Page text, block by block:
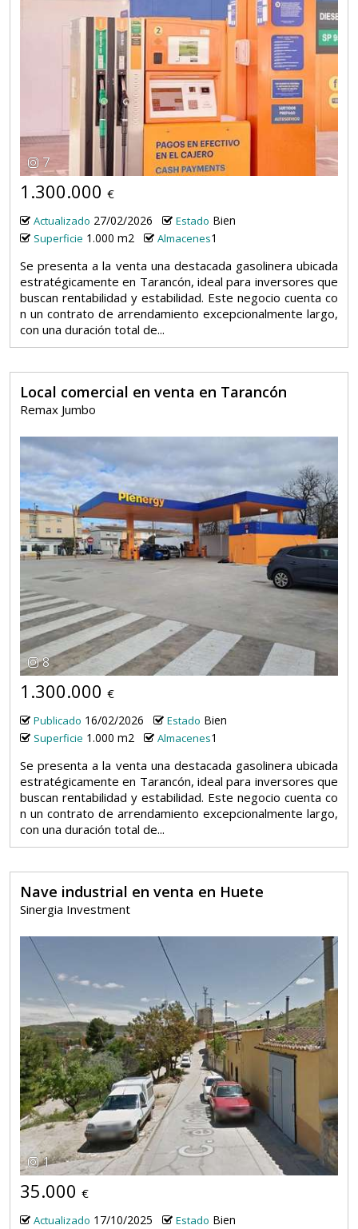
7
1.300.000 €
Actualizado 27/02/2026 Estado Bien
Superficie 1.000 m2 Almacenes1
Se presenta a la venta una destacada gasolinera ubicada
estratégicamente en Tarancón, ideal para inversores que
buscan rentabilidad y estabilidad. Este negocio cuenta co
n un contrato de arrendamiento excepcionalmente largo,
con una duración total de...
Local comercial en venta en Tarancón
Remax Jumbo
8
1.300.000 €
Publicado 16/02/2026 Estado Bien
Superficie 1.000 m2 Almacenes1
Se presenta a la venta una destacada gasolinera ubicada
estratégicamente en Tarancón, ideal para inversores que
buscan rentabilidad y estabilidad. Este negocio cuenta co
n un contrato de arrendamiento excepcionalmente largo,
con una duración total de...
Nave industrial en venta en Huete
Sinergia Investment
1
35.000 €
Actualizado 17/10/2025 Estado Bien